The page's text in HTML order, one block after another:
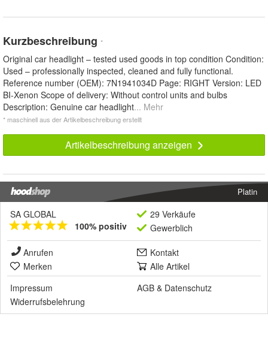
Kurzbeschreibung *
Original car headlight – tested used goods in top condition Condition:
Used – professionally inspected, cleaned and fully functional.
Reference number (OEM): 7N1941034D Page: RIGHT Version: LED
BI-Xenon Scope of delivery: Without control units and bulbs
Description: Genuine car headlight... Mehr
* maschinell aus der Artikelbeschreibung erstellt
Artikelbeschreibung anzeigen
Platin
SA GLOBAL
100% positiv
29 Verkäufe
Gewerblich
Anrufen
Kontakt
Merken
Alle Artikel
Impressum
AGB & Datenschutz
Widerrufsbelehrung